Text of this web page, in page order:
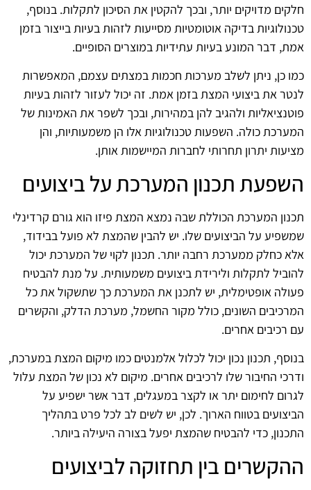
חלקים מדויקים יותר, ובכך להקטין את הסיכון לתקלות. בנוסף,
טכנולוגיות בדיקה אוטומטיות מסייעות לזהות בעיות בייצור בזמן
אמת, דבר המונע בעיות עתידיות במוצרים הסופיים.
כמו כן, ניתן לשלב מערכות חכמות במצתים עצמם, המאפשרות
לנטר את ביצועי המצת בזמן אמת. זה יכול לעזור לזהות בעיות
פוטנציאליות ולהגיב להן במהירות, ובכך לשפר את האמינות של
המערכת כולה. השפעות טכנולוגיות אלו הן משמעותיות, והן
מציעות יתרון תחרותי לחברות המיישמות אותן.
השפעת תכנון המערכת על ביצועים
תכנון המערכת הכוללת שבה נמצא המצת פיזו הוא גורם קרדינלי
שמשפיע על הביצועים שלו. יש להבין שהמצת לא פועל בבידוד,
אלא כחלק ממערכת רחבה יותר. תכנון לקוי של המערכת יכול
להוביל לתקלות ולירידת ביצועים משמעותית. על מנת להבטיח
פעולה אופטימלית, יש לתכנן את המערכת כך שתשקול את כל
המרכיבים השונים, כולל מקור החשמל, מערכת הדלק, והקשרים
עם רכיבים אחרים.
בנוסף, תכנון נכון יכול לכלול אלמנטים כמו מיקום המצת במערכת,
ודרכי החיבור שלו לרכיבים אחרים. מיקום לא נכון של המצת עלול
לגרום לחימום יתר או לקצר במעגלים, דבר אשר ישפיע על
הביצועים בטווח הארוך. לכן, יש לשים לב לכל פרט בתהליך
התכנון, כדי להבטיח שהמצת יפעל בצורה היעילה ביותר.
ההקשרים בין תחזוקה לביצועים